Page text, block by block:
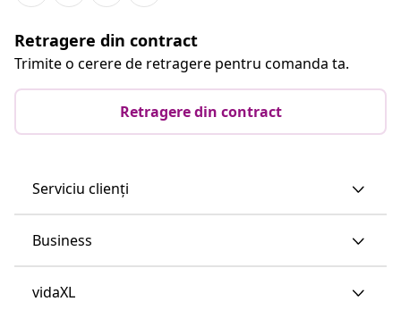
Retragere din contract
Trimite o cerere de retragere pentru comanda ta.
Retragere din contract
Serviciu clienți
Business
vidaXL